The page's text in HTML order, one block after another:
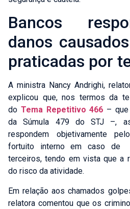
Bancos
danos
praticadas por
A ministra Nancy Andrighi,
explicou que, nos termos da
do Tema Repetitivo 466 –
daSúmula 479do STJ –, as
respondem objetivamente
fortuito interno em caso de
terceiros, tendo em vista que a
do risco da atividade.
Em relação aos chamados
relatora comentou que os